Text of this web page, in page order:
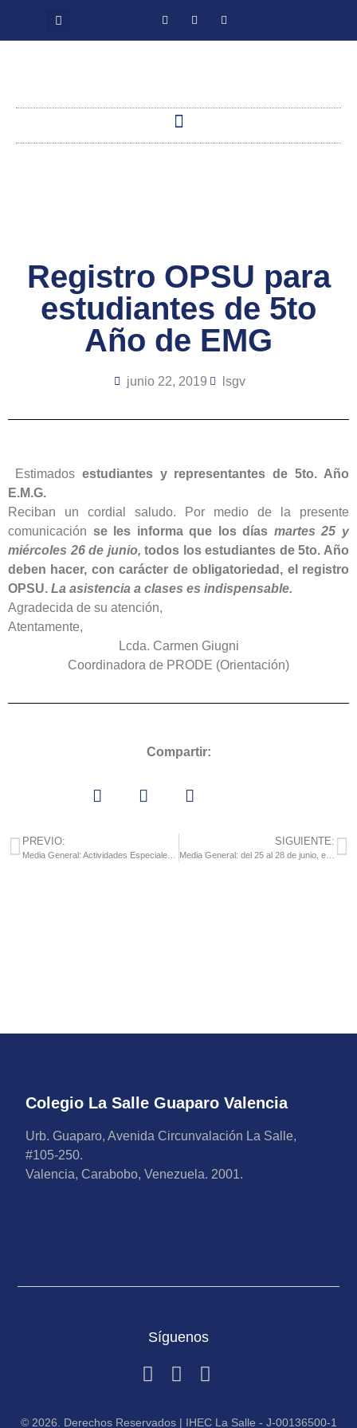
Registro OPSU para
estudiantes de 5to
Año de EMG
junio 22, 2019 lsgv
Estimados estudiantes y representantes de 5to. Año
E.M.G.
Reciban un cordial saludo. Por medio de la presente
comunicación se les informa que los días martes 25 y
miércoles 26 de junio, todos los estudiantes de 5to. Año
deben hacer, con carácter de obligatoriedad, el registro
OPSU. La asistencia a clases es indispensable.
Agradecida de su atención,
Atentamente,
Lcda. Carmen Giugni
Coordinadora de PRODE (Orientación)
Compartir:
PREVIO: SIGUIENTE:
Media General: del 25 al 28 de junio, el horario de salida será 12:15 pm
Colegio La Salle Guaparo Valencia
Urb. Guaparo, Avenida Circunvalación La Salle,
#105-250.
Valencia, Carabobo, Venezuela. 2001.
Síguenos
© 2026. Derechos Reservados | IHEC La Salle - J-00136500-1